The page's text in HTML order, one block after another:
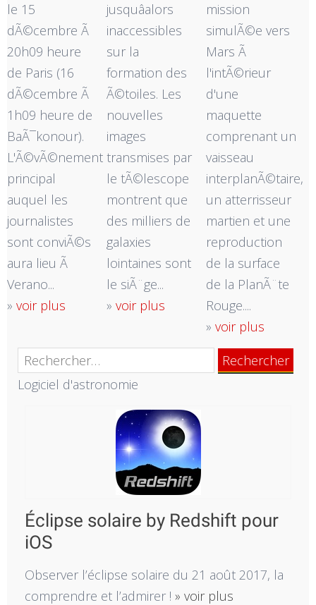
le 15
dÃ©cembre Ã
20h09 heure
de Paris (16
dÃ©cembre Ã
1h09 heure de
BaÃ¯konour).
L'Ã©vÃ©nement
principal
auquel les
journalistes
sont conviÃ©s
aura lieu Ã
Verano...
» voir plus
jusquâalors
inaccessibles
sur la
formation des
Ã©toiles. Les
nouvelles
images
transmises par
le tÃ©lescope
montrent que
des milliers de
galaxies
lointaines sont
le siÃ¨ge...
»voir plus
mission
simulÃ©e vers
Mars Ã
l'intÃ©rieur
d'une
maquette
comprenant un
vaisseau
interplanÃ©taire,
un atterrisseur
martien et une
reproduction
de la surface
de la PlanÃ¨te
Rouge....
»voir plus
Rechercher :
Logiciel d'astronomie
Éclipse solaire by Redshift pour
iOS
Observer l’éclipse solaire du 21 août 2017, la
comprendre et l’admirer ! » voir plus